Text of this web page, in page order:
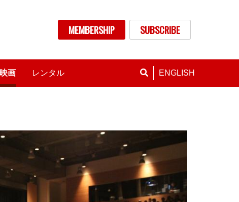
MEMBERSHIP SUBSCRIBE
映画 レンタル ENGLISH